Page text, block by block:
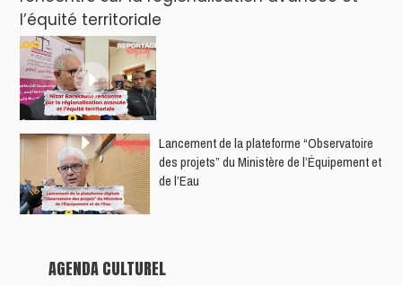
Dunia Batma en Tournée à Tanger
Nacim Haddad en Concert à Tétouan – Ayta
World Tour 2026
Nacim Haddad débarque à Tanger : Le
Souffle du Nord s'éveille !